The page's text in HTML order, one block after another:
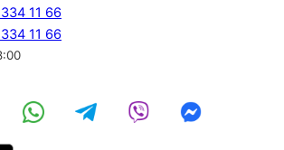
11 66
11 66